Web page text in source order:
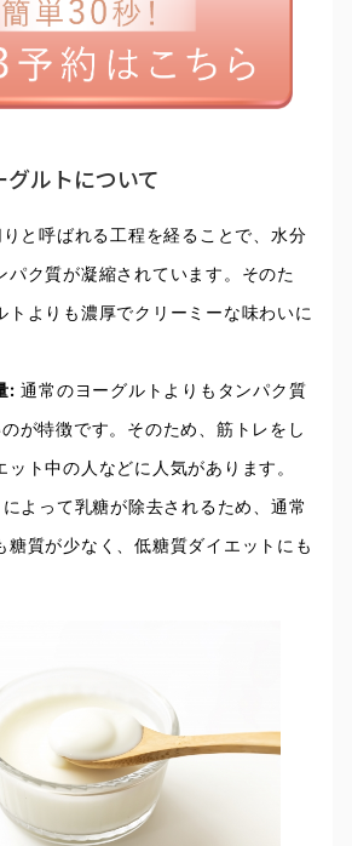
ルトについて
と呼ばれる工程を経ることで、水分
パク質が凝縮されています。そのた
トよりも濃厚でクリーミーな味わいに
: 通常のヨーグルトよりもタンパク質
が特徴です。そのため、筋トレをし
ト中の人などに人気があります。
よって乳糖が除去されるため、通常
糖質が少なく、低糖質ダイエットにも